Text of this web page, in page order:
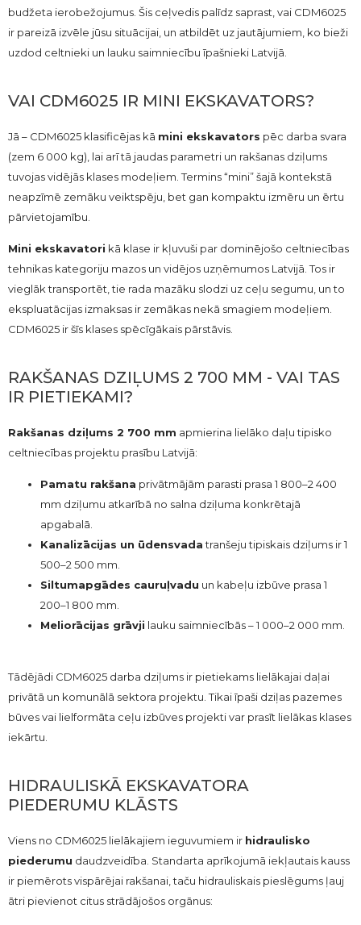
budžeta ierobežojumus. Šis ceļvedis palīdz saprast, vai CDM6025
ir pareizā izvēle jūsu situācijai, un atbildēt uz jautājumiem, ko bieži
uzdod celtnieki un lauku saimniecību īpašnieki Latvijā.
VAI CDM6025 IR MINI EKSKAVATORS?
Jā – CDM6025 klasificējas kā mini ekskavators pēc darba svara
(zem 6 000 kg), lai arī tā jaudas parametri un rakšanas dziļums
tuvojas vidējās klases modeļiem. Termins “mini” šajā kontekstā
neapzīmē zemāku veiktspēju, bet gan kompaktu izmēru un ērtu
pārvietojamību.
Mini ekskavatori kā klase ir kļuvuši par dominējošo celtniecības
tehnikas kategoriju mazos un vidējos uzņēmumos Latvijā. Tos ir
vieglāk transportēt, tie rada mazāku slodzi uz ceļu segumu, un to
ekspluatācijas izmaksas ir zemākas nekā smagiem modeļiem.
CDM6025 ir šīs klases spēcīgākais pārstāvis.
RAKŠANAS DZIĻUMS 2 700 MM - VAI TAS
IR PIETIEKAMI?
Rakšanas dziļums 2 700 mm apmierina lielāko daļu tipisko
celtniecības projektu prasību Latvijā:
Pamatu rakšana privātmājām parasti prasa 1 800–2 400
mm dziļumu atkarībā no salna dziļuma konkrētajā
apgabalā.
Kanalizācijas un ūdensvadatranšeju tipiskais dziļums ir 1
500–2 500 mm.
Siltumapgādes cauruļvadu un kabeļu izbūve prasa 1
200–1 800 mm.
Meliorācijas grāvji lauku saimniecībās – 1 000–2 000 mm.
Tādējādi CDM6025 darba dziļums ir pietiekams lielākajai daļai
privātā un komunālā sektora projektu. Tikai īpaši dziļas pazemes
būves vai lielformāta ceļu izbūves projekti var prasīt lielākas klases
iekārtu.
HIDRAULISKĀ EKSKAVATORA
PIEDERUMU KLĀSTS
Viens no CDM6025 lielākajiem ieguvumiem ir hidraulisko
piederumu daudzveidība. Standarta aprīkojumā iekļautais kauss
ir piemērots vispārējai rakšanai, taču hidrauliskais pieslēgums ļauj
ātri pievienot citus strādājošos orgānus: